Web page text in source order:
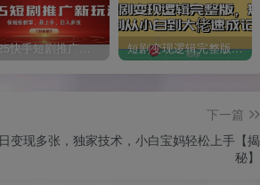
2025快手短剧推广新玩法，保姆级教学，日入多张，可矩阵操作 短剧变现逻辑完整版，短剧从小白到大佬速成记
下一篇
变现多张，独家技术，小白宝妈轻松上手【揭
秘】